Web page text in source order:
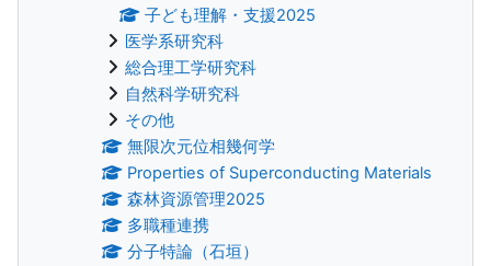
子ども理解・支援2025
医学系研究科
総合理工学研究科
自然科学研究科
その他
無限次元位相幾何学
Properties of Superconducting Materials
森林資源管理2025
多職種連携
分子特論（石垣）